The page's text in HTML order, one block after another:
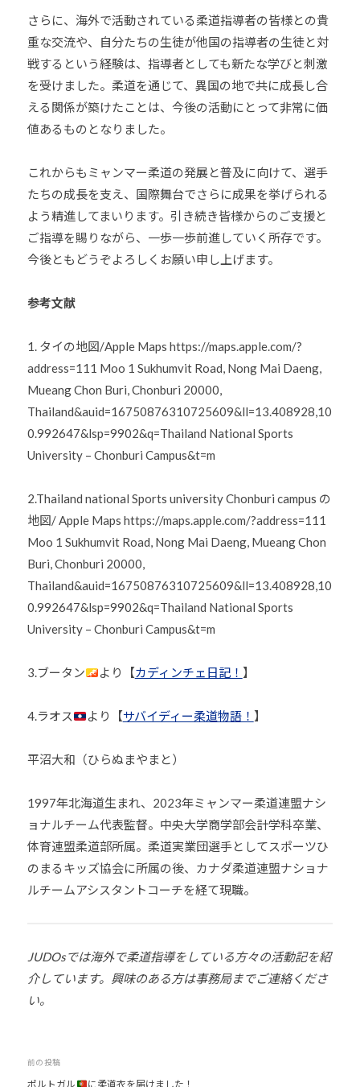
さらに、海外で活動されている柔道指導者の皆様との貴
重な交流や、自分たちの生徒が他国の指導者の生徒と対
戦するという経験は、指導者としても新たな学びと刺激
を受けました。柔道を通じて、異国の地で共に成長し合
える関係が築けたことは、今後の活動にとって非常に価
値あるものとなりました。
これからもミャンマー柔道の発展と普及に向けて、選手
たちの成長を支え、国際舞台でさらに成果を挙げられる
よう精進してまいります。引き続き皆様からのご支援と
ご指導を賜りながら、一歩一歩前進していく所存です。
今後ともどうぞよろしくお願い申し上げます。
参考文献
1. タイの地図/Apple Maps https://maps.apple.com/?
address=111 Moo 1 Sukhumvit Road, Nong Mai Daeng,
Mueang Chon Buri, Chonburi 20000,
Thailand&auid=16750876310725609&ll=13.408928,10
0.992647&lsp=9902&q=Thailand National Sports
University – Chonburi Campus&t=m
2.Thailand national Sports university Chonburi campus の
地図/ Apple Maps https://maps.apple.com/?address=111
Moo 1 Sukhumvit Road, Nong Mai Daeng, Mueang Chon
Buri, Chonburi 20000,
Thailand&auid=16750876310725609&ll=13.408928,10
0.992647&lsp=9902&q=Thailand National Sports
University – Chonburi Campus&t=m
3.ブータン より【カディンチェ日記！ 】
4.ラオス より【サバイディー柔道物語！ 】
平沼大和（ひらぬまやまと）
1997年北海道生まれ、2023年ミャンマー柔道連盟ナシ
ョナルチーム代表監督。中央大学商学部会計学科卒業、
体育連盟柔道部所属。柔道実業団選手としてスポーツひ
のまるキッズ協会に所属の後、カナダ柔道連盟ナショナ
ルチームアシスタントコーチを経て現職。
JUDOsでは海外で柔道指導をしている方々の活動記を紹
介しています。興味のある方は事務局までご連絡くださ
い。
投
前の投稿
ポルトガル に柔道衣を届けました！